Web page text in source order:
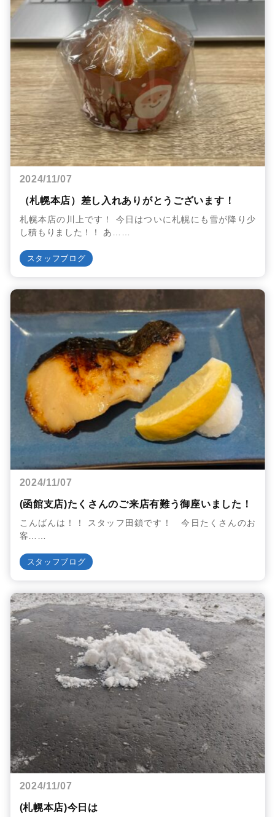
2024/11/07
（札幌本店）差し入れありがとうございます！
札幌本店の川上です！ 今日はついに札幌にも雪が降り少
し積もりました！！ あ……
スタッフブログ
2024/11/07
(函館支店)たくさんのご来店有難う御座いました！
こんばんは！！ スタッフ田鎖です！ 今日たくさんのお
客……
スタッフブログ
2024/11/07
(札幌本店)今日は